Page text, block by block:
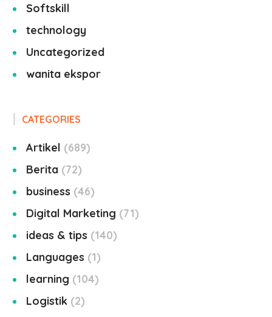
Softskill
technology
Uncategorized
wanita ekspor
CATEGORIES
Artikel
689
Berita 72
business 46
Digital Marketing
71
ideas & tips
140
Languages
1
learning
104
Logistik 2